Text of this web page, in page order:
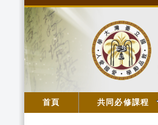
首頁 共同必修課程